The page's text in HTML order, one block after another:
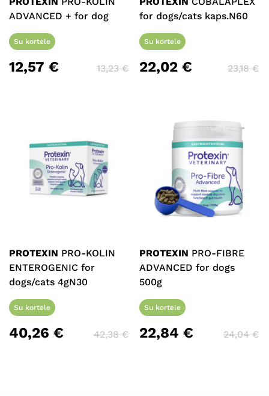
Krepšelyje nėra produktų.
Eiti Į Parduotuvę
ADVANCED + for dog
Su kortele
12,57 € 13,23€
for dogs/cats kaps.N60
Su kortele
22,02€ 23,18€
PROTEXIN PRO-KOLIN
ENTEROGENIC for
dogs/cats 4gN30
Su kortele
40,26 € 42,38€
PROTEXIN PRO-FIBRE
ADVANCED for dogs
500g
Su kortele
22,84€ 24,04€